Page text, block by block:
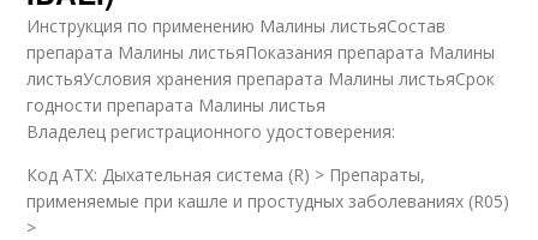
Инструкция по применению Малины листьяСостав
препарата Малины листьяПоказания препарата Малины
листьяУсловия хранения препарата Малины листьяСрок
годности препарата Малины листья
Владелец регистрационного удостоверения:
Код ATX: Дыхательная система (R) > Препараты,
применяемые при кашле и простудных заболеваниях (R05)
>